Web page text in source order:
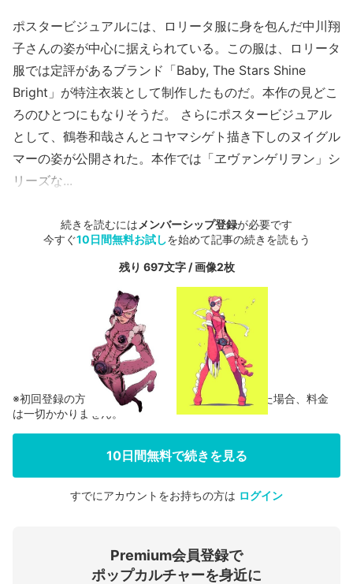
ポスタービジュアルには、ロリータ服に身を包んだ中川翔
子さんの姿が中心に据えられている。この服は、ロリータ
服では定評があるブランド「Baby, The Stars Shine
Bright」が特注衣装として制作したものだ。本作の見どこ
ろのひとつにもなりそうだ。 さらにポスタービジュアル
として、鶴巻和哉さんとコヤマシゲト描き下しのヌイグル
マーの姿が公開された。本作では「ヱヴァンゲリヲン」シ
リーズな...
続きを読むには メンバーシップ登録が必要です
今すぐ10日間無料お試しを始めて記事の続きを読もう
残り 697文字 / 画像2枚
会員登録する
ログインする
※初回登録の方に限り、無料お試し期間中に解約した場合、料金
は一切かかりません。
10日間無料で続きを見る
すでにアカウントをお持ちの方は ログイン
Premium会員登録で
ポップカルチャーを身近に